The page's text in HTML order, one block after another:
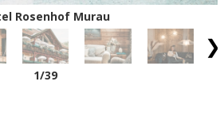
Rosenhof Murau
1/39